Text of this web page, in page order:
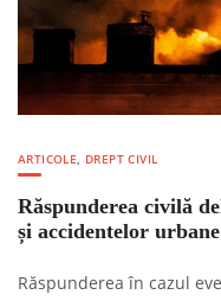
ARTICOLE, DREPT CIVIL
Răspunderea civilă
și accidentelor urbane
Răspunderea în cazul